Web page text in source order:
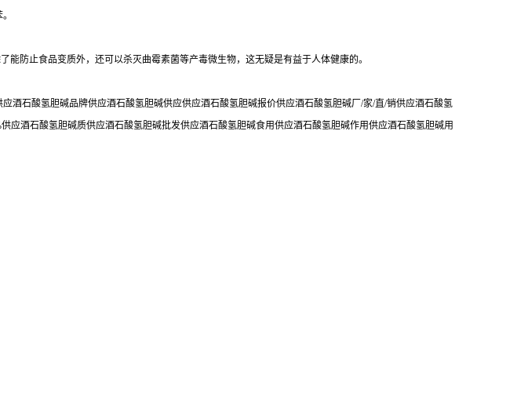
防止食品变质外，还可以杀灭曲霉素菌等产毒微生物，这无疑是有益于人体健康的。
石酸氢胆碱品牌供应酒石酸氢胆碱供应供应酒石酸氢胆碱报价供应酒石酸氢胆碱厂/家/直/销供应酒石酸氢
酒石酸氢胆碱质供应酒石酸氢胆碱批发供应酒石酸氢胆碱食用供应酒石酸氢胆碱作用供应酒石酸氢胆碱用